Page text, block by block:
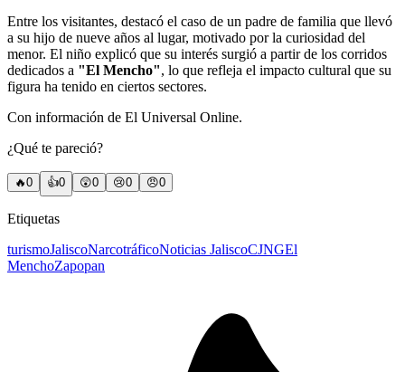
Entre los visitantes, destacó el caso de un padre de familia que llevó
a su hijo de nueve años al lugar, motivado por la curiosidad del
menor. El niño explicó que su interés surgió a partir de los corridos
dedicados a "El Mencho", lo que refleja el impacto cultural que su
figura ha tenido en ciertos sectores.
Con información de El Universal Online.
¿Qué te pareció?
🔥0 👍0 😲0 😢0 😠0
Etiquetas
turismoJaliscoNarcotráficoNoticias JaliscoCJNGEl
MenchoZapopan